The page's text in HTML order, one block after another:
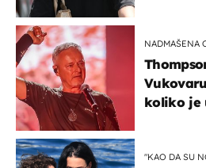
NADMAŠENA
koliko je
"KAO DA SU